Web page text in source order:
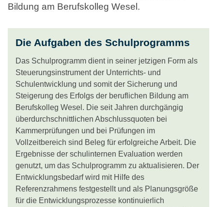
Bildung am Berufskolleg Wesel.
Die Aufgaben des Schulprogramms
Das Schulprogramm dient in seiner jetzigen Form als
Steuerungsinstrument der Unterrichts- und
Schulentwicklung und somit der Sicherung und
Steigerung des Erfolgs der beruflichen Bildung am
Berufskolleg Wesel. Die seit Jahren durchgängig
überdurchschnittlichen Abschlussquoten bei
Kammerprüfungen und bei Prüfungen im
Vollzeitbereich sind Beleg für erfolgreiche Arbeit. Die
Ergebnisse der schulinternen Evaluation werden
genutzt, um das Schulprogramm zu aktualisieren. Der
Entwicklungsbedarf wird mit Hilfe des
Referenzrahmens festgestellt und als Planungsgröße
für die Entwicklungsprozesse kontinuierlich